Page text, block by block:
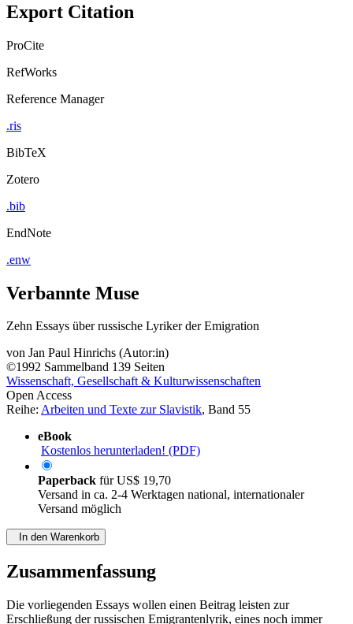
Export Citation
ProCite
RefWorks
Reference Manager
.ris
BibTeX
Zotero
.bib
EndNote
.enw
Verbannte Muse
Zehn Essays über russische Lyriker der Emigration
von Jan Paul Hinrichs (Autor:in)
©1992 Sammelband 139 Seiten
Wissenschaft, Gesellschaft & Kulturwissenschaften
Open Access
Reihe: Arbeiten und Texte zur Slavistik, Band 55
eBook
Kostenlos herunterladen! (PDF)
Paperback fürUS$ 19,70
Versand in ca. 2-4 Werktagen national, internationaler
Versand möglich
In den Warenkorb
Zusammenfassung
Die vorliegenden Essays wollen einen Beitrag leisten zur
Erschließung der russischen Emigrantenlyrik, eines noch immer